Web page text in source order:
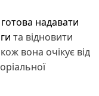
готова надавати
та відновити
вона очікує від